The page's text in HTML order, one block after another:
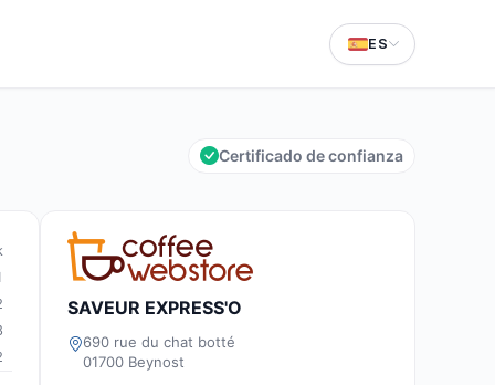
ES
Certificado de confianza
SAVEUR EXPRESS'O
690 rue du chat botté
01700 Beynost